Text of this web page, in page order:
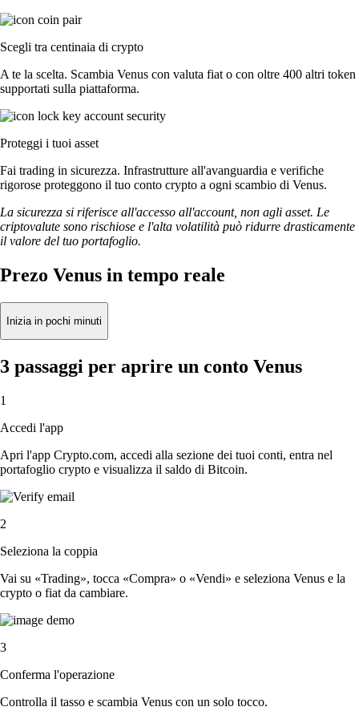
Scegli tra centinaia di crypto
A te la scelta. Scambia Venus con valuta fiat o con oltre 400 altri token
supportati sulla piattaforma.
Proteggi i tuoi asset
Fai trading in sicurezza. Infrastrutture all'avanguardia e verifiche
rigorose proteggono il tuo conto crypto a ogni scambio di Venus.
La sicurezza si riferisce all'accesso all'account, non agli asset. Le
criptovalute sono rischiose e l'alta volatilità può ridurre drasticamente
il valore del tuo portafoglio.
Prezo Venus in tempo reale
Inizia in pochi minuti
3 passaggi per aprire un conto Venus
1
Accedi l'app
Apri l'app Crypto.com, accedi alla sezione dei tuoi conti, entra nel
portafoglio crypto e visualizza il saldo di Bitcoin.
2
Seleziona la coppia
Vai su «Trading», tocca «Compra» o «Vendi» e seleziona Venus e la
crypto o fiat da cambiare.
3
Conferma l'operazione
Controlla il tasso e scambia Venus con un solo tocco.